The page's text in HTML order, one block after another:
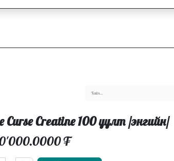
Curse Creatine 100 уулт /энгийн/
₮